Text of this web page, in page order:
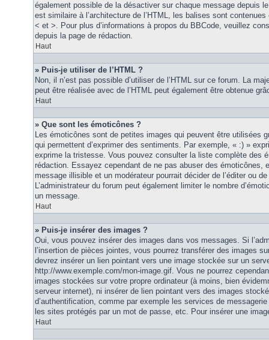
également possible de la désactiver sur chaque message depuis
est similaire à l’architecture de l’HTML, les balises sont
< et >. Pour plus d’informations à propos du BBCode, veuillez
depuis la page de rédaction.
Haut
» Puis-je utiliser de l’HTML ?
Non, il n’est pas possible d’utiliser de l’HTML sur ce forum. La
peut être réalisée avec de l’HTML peut également être obtenue
Haut
» Que sont les émoticônes ?
Les émoticônes sont de petites images qui peuvent être utilisées
qui permettent d’exprimer des sentiments. Par exemple, « :) »
exprime la tristesse. Vous pouvez consulter la liste complète des
rédaction. Essayez cependant de ne pas abuser des émoticônes,
message illisible et un modérateur pourrait décider de l’éditer ou
L’administrateur du forum peut également limiter le nombre
un message.
Haut
» Puis-je insérer des images ?
Oui, vous pouvez insérer des images dans vos messages. Si
l’insertion de pièces jointes, vous pourrez transférer des images
devrez insérer un lien pointant vers une image stockée sur un
http://www.exemple.com/mon-image.gif. Vous ne pourrez
images stockées sur votre propre ordinateur (à moins, bien
serveur internet), ni insérer de lien pointant vers des images
d’authentification, comme par exemple les services de
les sites protégés par un mot de passe, etc. Pour insérer une
Haut